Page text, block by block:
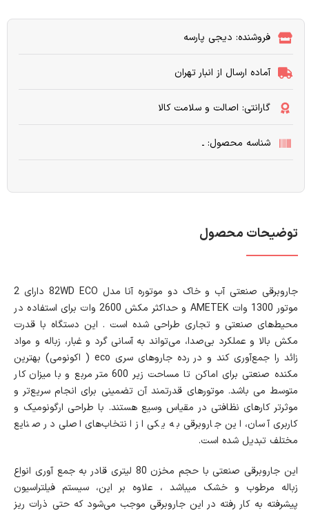
فروشنده: دیجی پارسه
آماده ارسال از انبار تهران
گارانتی: اصالت و سلامت کالا
شناسه محصول: ـ
توضیحات محصول
جاروبرقی صنعتی آب و خاک دو موتوره آنا مدل 82WD ECO دارای 2
موتور 1300 وات AMETEK و حداکثر مکش 2600 وات برای استفاده در
محیط‌های صنعتی و تجاری طراحی شده است . این دستگاه با قدرت
مکش بالا و عملکرد بی‌صدا، می‌تواند به آسانی گرد و غبار، زباله و مواد
زائد را جمع‌آوری کند و در رده جاروهای سری eco ( اکونومی) بهترین
مکنده صنعتی برای اماکن تا مساحت زیر 600 متر مربع و با میزان کار
متوسط می باشد. موتورهای قدرتمند آن تضمینی برای انجام سریع‌تر و
موثرتر کارهای نظافتی در مقیاس وسیع هستند. با طراحی ارگونومیک و
کاربری آسان، این جاروبرقی به یکی از انتخاب‌های اصلی در صنایع
مختلف تبدیل شده است.
این جاروبرقی صنعتی با حجم مخزن 80 لیتری قادر به جمع آوری انواع
زباله مرطوب و خشک میباشد ، علاوه بر این، سیستم فیلتراسیون
پیشرفته به کار رفته در این جاروبرقی موجب می‌شود که حتی ذرات ریز